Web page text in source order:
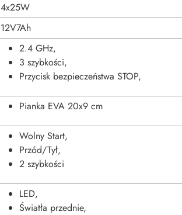
4x25W
12V7Ah
2.4 GHz,
3 szybkości,
Przycisk bezpieczeństwa STOP,
Pianka EVA 20x9 cm
Wolny Start,
Przód/Tył,
2 szybkości
LED,
Światła przednie,